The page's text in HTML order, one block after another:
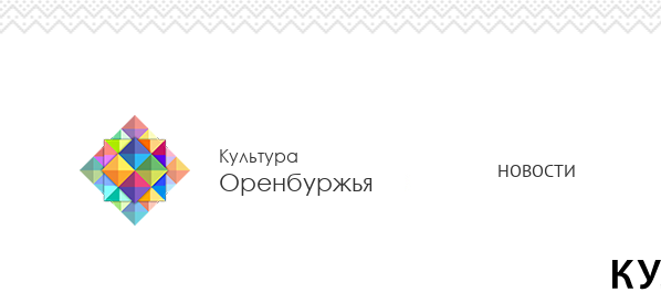
Культура
Оренбуржья НОВОСТИ